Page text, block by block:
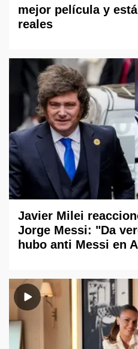
mejor película y
reales
Javier Milei
Jorge Messi: "Da
hubo anti Messi en